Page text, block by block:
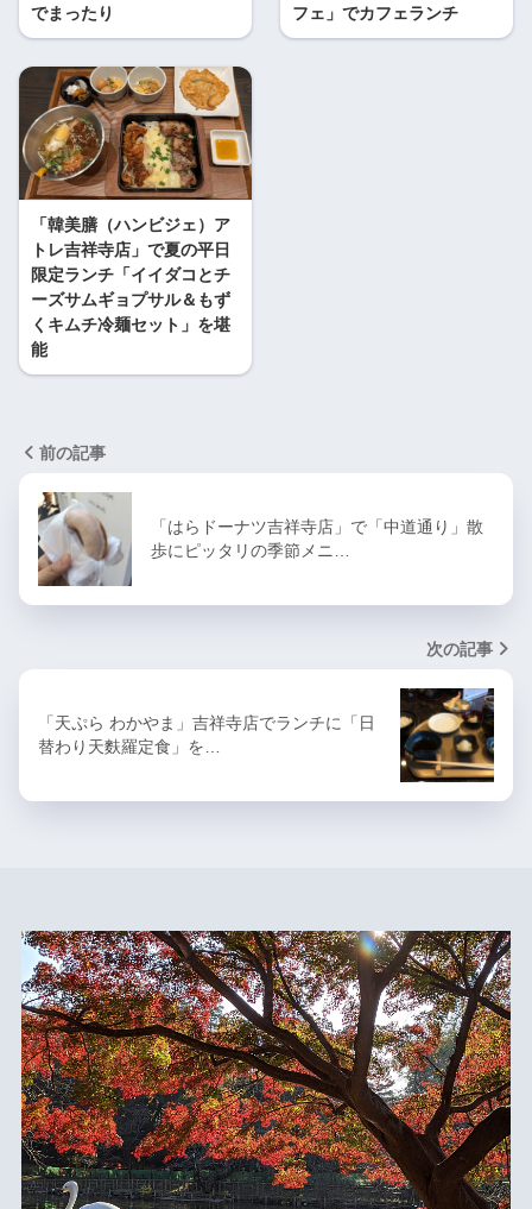
でまったり
フェ」でカフェランチ
「韓美膳（ハンビジェ）ア
トレ吉祥寺店」で夏の平日
限定ランチ「イイダコとチ
ーズサムギョプサル＆もず
くキムチ冷麺セット」を堪
能
前の記事
「はらドーナツ吉祥寺店」で「中道通り」散
歩にピッタリの季節メニ…
次の記事
「天ぷら わかやま」吉祥寺店でランチに「日
替わり天麩羅定食」を…